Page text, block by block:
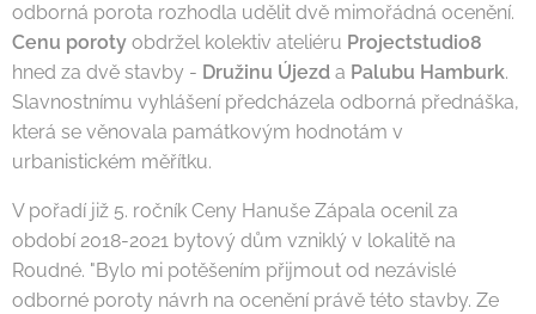
odborná porota rozhodla udělit dvě mimořádná ocenění.
Cenu poroty obdržel kolektiv ateliéru Projectstudio8
hned za dvě stavby - Družinu Újezd a Palubu Hamburk.
Slavnostnímu vyhlášení předcházela odborná přednáška,
která se věnovala památkovým hodnotám v
urbanistickém měřítku.
V pořadí již 5. ročník Ceny Hanuše Zápala ocenil za
období 2018-2021 bytový dům vzniklý v lokalitě na
Roudné. "Bylo mi potěšením přijmout od nezávislé
odborné poroty návrh na ocenění právě této stavby. Ze